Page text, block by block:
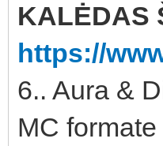
KALĖDAS
https://
6.. Aura &
MC